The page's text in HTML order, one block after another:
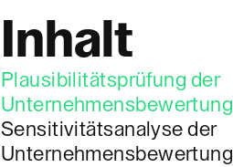
Inhalt
Plausibilitätsprüfung der
Unternehmensbewertung
Sensitivitätsanalyse der
Unternehmensbewertung